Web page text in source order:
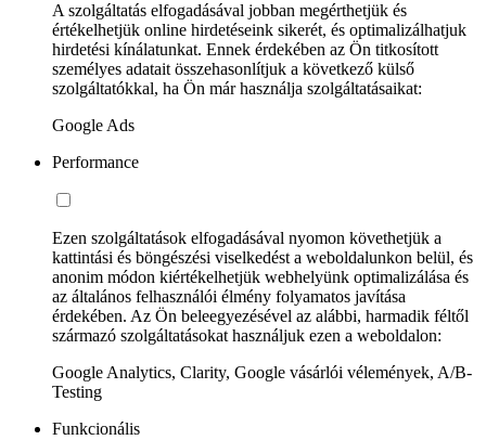
A szolgáltatás elfogadásával jobban megérthetjük és
értékelhetjük online hirdetéseink sikerét, és optimalizálhatjuk
hirdetési kínálatunkat. Ennek érdekében az Ön titkosított
személyes adatait összehasonlítjuk a következő külső
szolgáltatókkal, ha Ön már használja szolgáltatásaikat:
Google Ads
Performance
Ezen szolgáltatások elfogadásával nyomon követhetjük a
kattintási és böngészési viselkedést a weboldalunkon belül, és
anonim módon kiértékelhetjük webhelyünk optimalizálása és
az általános felhasználói élmény folyamatos javítása
érdekében. Az Ön beleegyezésével az alábbi, harmadik féltől
származó szolgáltatásokat használjuk ezen a weboldalon:
Google Analytics, Clarity, Google vásárlói vélemények, A/B-
Testing
Funkcionális